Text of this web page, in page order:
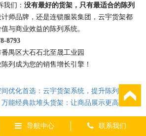
们： 没有最好的货架，只有最适合的陈列
师品牌，还是连锁服装集团，云宇货架都
与商业效益的陈列系统。
-8793
禺区大石石北至晟工业园
列成为您的销售增长引擎！
化首选：云宇货架系统，提升陈列效率与客户体验
能经典款堆头货架：让商品展示更高效、更吸睛！
导航中心 联系我们